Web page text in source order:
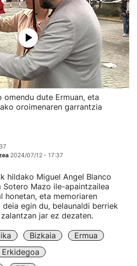
omendu dute Ermuan, eta
oroimenaren garrantzia
2024/07/12 - 17:37
hildako Miguel Angel Blanco
Sotero Mazo ile-apaintzailea
eta memoriaren
egin du, belaunaldi berriek
jar ez dezaten.
Bizkaia
Ermua